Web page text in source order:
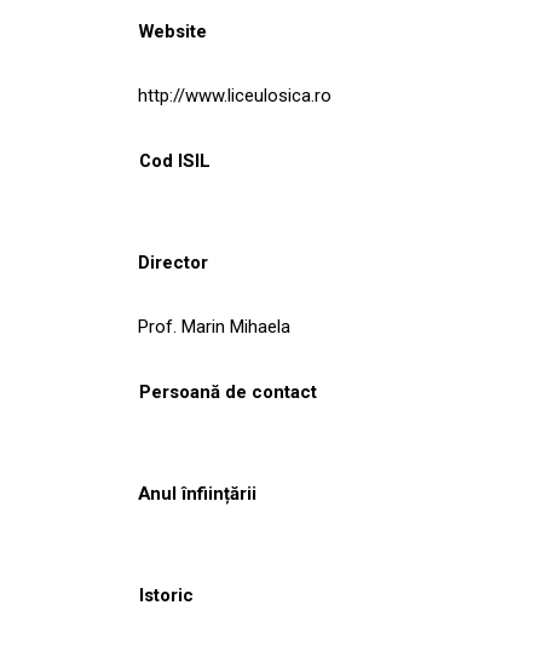
Website
http://www.liceulosica.ro
Cod ISIL
Director
Prof. Marin Mihaela
Persoană de contact
Anul înființării
Istoric